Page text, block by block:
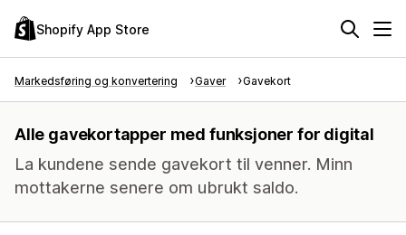
Shopify App Store
Markedsføring og konvertering Gaver Gavekort
Alle gavekortapper med funksjoner for digital
La kundene sende gavekort til venner. Minn
mottakerne senere om ubrukt saldo.